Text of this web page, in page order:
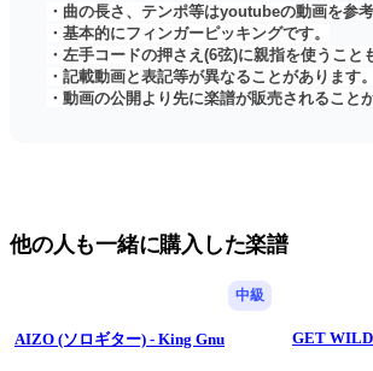
・曲の長さ、テンポ等はyoutubeの動画を参考
・基本的にフィンガーピッキングです。
・左手コードの押さえ(6弦)に親指を使うこと
・記載動画と表記等が異なることがあります。
・動画の公開より先に楽譜が販売されること
他の人も一緒に購入した楽譜
中級
AIZO (ソロギター) - King Gnu GET